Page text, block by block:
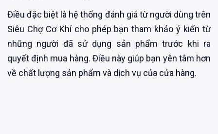
Điều đặc biệt là hệ thống đánh giá từ người dùng trên
Siêu Chợ Cơ Khí cho phép bạn tham khảo ý kiến từ
những người đã sử dụng sản phẩm trước khi ra
quyết định mua hàng. Điều này giúp bạn yên tâm hơn
về chất lượng sản phẩm và dịch vụ của cửa hàng.